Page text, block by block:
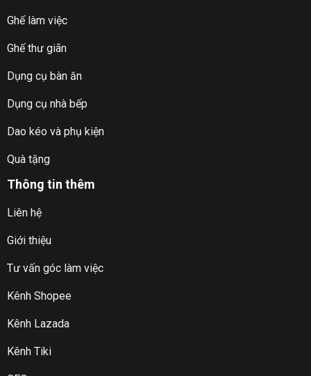
Ghế làm việc
Ghế thư giãn
Dụng cụ bàn ăn
Dụng cụ nhà bếp
Dao kéo và phụ kiện
Quà tặng
Thông tin thêm
Liên hệ
Giới thiệu
Tư vấn góc làm việc
Kênh Shopee
Kênh Lazada
Kênh Tiki